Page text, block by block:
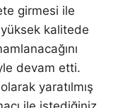
girmesi ile
kalitede
devam etti.
yaratılmış